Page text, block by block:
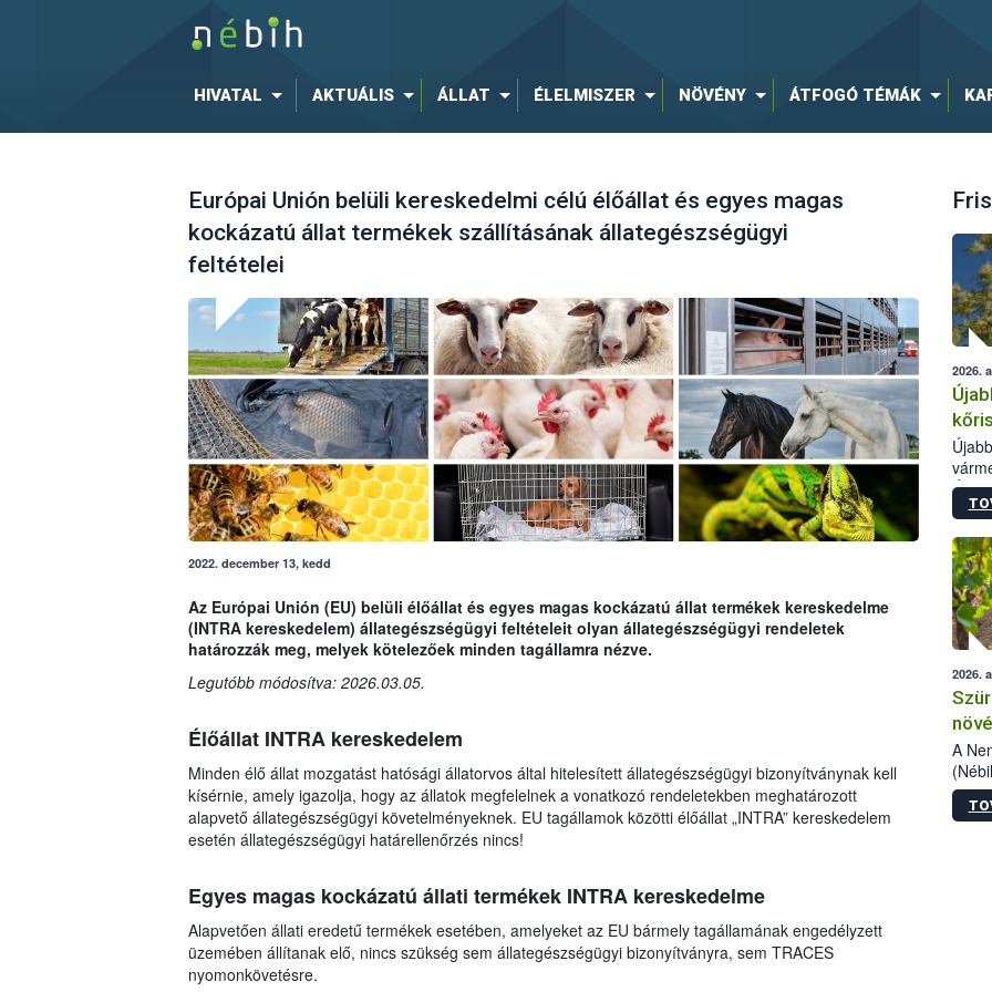
HIVATAL AKTUÁLIS ÁLLAT ÉLELMISZER NÖVÉNY ÁTFOGÓ TÉMÁK
Európai Unión belüli kereskedelmi célú élőállat és egyes magas
kockázatú állat termékek szállításának állategészségügyi
feltételei
2022. december 13, kedd
Az Európai Unión (EU) belüli élőállat és egyes magas kockázatú állat termékek kereskedelme
(INTRA kereskedelem) állategészségügyi feltételeit olyan állategészségügyi rendeletek
határozzák meg, melyek kötelezőek minden tagállamra nézve.
Legutóbb módosítva: 2026.03.05.
Élőállat INTRA kereskedelem
Minden élő állat mozgatást hatósági állatorvos által hitelesített állategészségügyi bizonyítványnak kell
kísérnie, amely igazolja, hogy az állatok megfelelnek a vonatkozó rendeletekben meghatározott
alapvető állategészségügyi követelményeknek. EU tagállamok közötti élőállat „INTRA” kereskedelem
esetén állategészségügyi határellenőrzés nincs!
Egyes magas kockázatú állati termékek INTRA kereskedelme
Alapvetően állati eredetű termékek esetében, amelyeket az EU bármely tagállamának engedélyzett
üzemében állítanak elő, nincs szükség sem állategészségügyi bizonyítványra, sem TRACES
nyomonkövetésre.
2026.
2026.
A